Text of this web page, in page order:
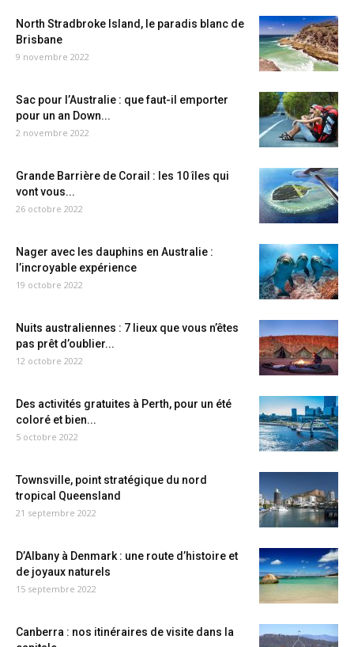
North Stradbroke Island, le paradis blanc de
Brisbane
9 novembre 2022
Sac pour l’Australie : que faut-il emporter
pour un an Down...
2 novembre 2022
Grande Barrière de Corail : les 10 îles qui
vont vous...
26 octobre 2022
Nager avec les dauphins en Australie :
l’incroyable expérience
19 octobre 2022
Nuits australiennes : 7 lieux que vous n’êtes
pas prêt d’oublier...
12 octobre 2022
Des activités gratuites à Perth, pour un été
coloré et bien...
5 octobre 2022
Townsville, point stratégique du nord
tropical Queensland
21 septembre 2022
D’Albany à Denmark : une route d’histoire et
de joyaux naturels
15 septembre 2022
Canberra : nos itinéraires de visite dans la